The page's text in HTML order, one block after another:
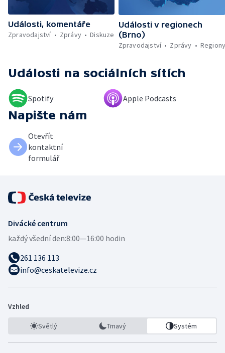
Události, komentáře
Zpravodajství
Zprávy Diskuze
Události v regionech
(Brno)
Zpravodajství
Zprávy
Události na sociálních sítích
Spotify Apple Podcasts
Napište nám
Otevřít
kontaktní
formulář
Divácké centrum
každý všední den:8:00—16:00 hodin
261 136 113
info@ceskatelevize.cz
Vzhled
Světlý Tmavý Systém